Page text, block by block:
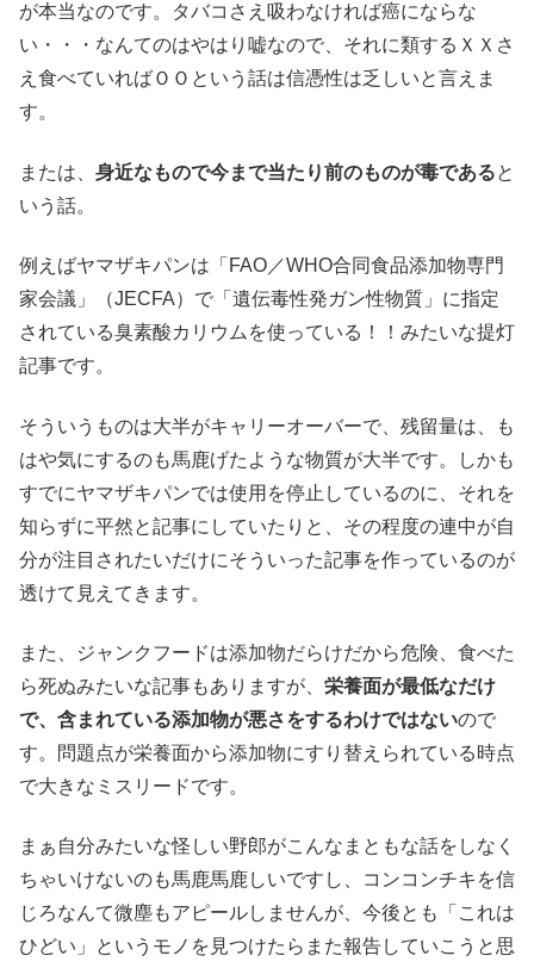
が本当なのです。タバコさえ吸わなければ癌にならな
い・・・なんてのはやはり嘘なので、それに類するＸＸさ
え食べていればＯＯという話は信憑性は乏しいと言えま
す。
または、 身近なもので今まで当たり前のものが毒であると
いう話。
例えばヤマザキパンは「FAO／WHO合同食品添加物専門
家会議」（JECFA）で「遺伝毒性発ガン性物質」に指定
されている臭素酸カリウムを使っている！！みたいな提灯
記事です。
そういうものは大半がキャリーオーバーで、残留量は、も
はや気にするのも馬鹿げたような物質が大半です。しかも
すでにヤマザキパンでは使用を停止しているのに、それを
知らずに平然と記事にしていたりと、その程度の連中が自
分が注目されたいだけにそういった記事を作っているのが
透けて見えてきます。
また、ジャンクフードは添加物だらけだから危険、食べた
ら死ぬみたいな記事もありますが、 栄養面が最低なだけ
で、含まれている添加物が悪さをするわけではないので
す。問題点が栄養面から添加物にすり替えられている時点
で大きなミスリードです。
まぁ自分みたいな怪しい野郎がこんなまともな話をしなく
ちゃいけないのも馬鹿馬鹿しいですし、コンコンチキを信
じろなんて微塵もアピールしませんが、今後とも「これは
ひどい」というモノを見つけたらまた報告していこうと思